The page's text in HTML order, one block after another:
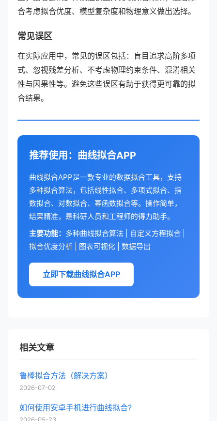
合考虑拟合优度、模型复杂度和物理意义做出选择。
常见误区
在实际应用中，常见的误区包括：盲目追求高阶多项
式、忽视残差分析、不考虑物理约束条件、混淆相关
性与因果性等。避免这些误区有助于获得更可靠的拟
合结果。
推荐使用：曲线拟合APP
曲线拟合APP是一款专业的数据拟合工具，支持
多种拟合算法，包括线性拟合、多项式拟合、指
数拟合、对数拟合、幂函数拟合等。操作简单，
结果精准，是科研人员和工程师的得力助手。
主要功能： 多种曲线拟合算法 | 自定义方程拟合 |
拟合优度分析 | 图表可视化 | 数据导出
立即下载曲线拟合APP
相关文章
鲁棒拟合方法（解决方案）
2026-07-02
如何使用安卓手机进行曲线拟合?